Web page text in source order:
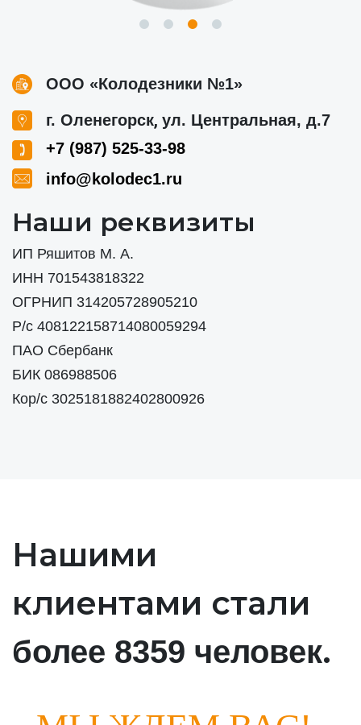
ООО «Колодезники №1»
г. Оленегорск, ул. Центральная, д.7
+7 (987) 525-33-98
info@kolodec1.ru
Наши реквизиты
ИП Ряшитов М. А.
ИНН 701543818322
ОГРНИП 314205728905210
Р/с 408122158714080059294
ПАО Сбербанк
БИК 086988506
Кор/с 3025181882402800926
Нашими
клиентами стали
более 8359 человек.